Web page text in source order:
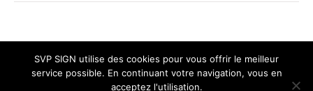
© Copyright 2024 -SVP SIGN|Mentions
Légales|CGV
SVP SIGN utilise des cookies pour vous offrir le meilleur
service possible. En continuant votre navigation, vous en
acceptez l'utilisation.